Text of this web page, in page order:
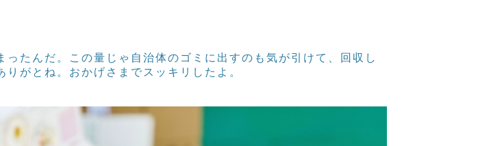
たんだ。この量じゃ自治体のゴミに出すのも気が引けて、回収し
がとね。おかげさまでスッキリしたよ。